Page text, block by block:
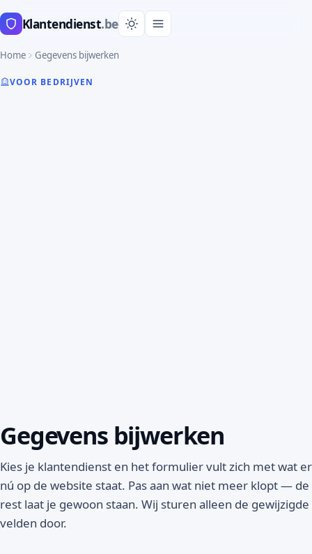
Klantendienst.be
Home Gegevens bijwerken
VOOR BEDRIJVEN
Gegevens bijwerken
Kies je klantendienst en het formulier vult zich met wat er
nú op de website staat. Pas aan wat niet meer klopt — de
rest laat je gewoon staan. Wij sturen alleen de gewijzigde
velden door.